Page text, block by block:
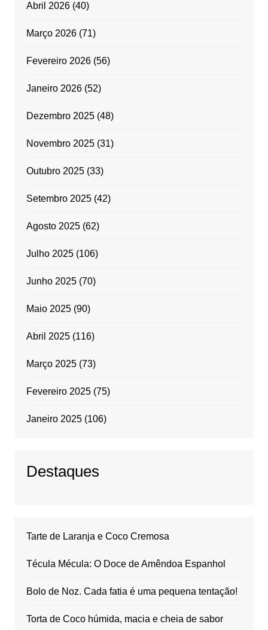
Abril 2026(40)
Março 2026(71)
Fevereiro 2026(56)
Janeiro 2026(52)
Dezembro 2025(48)
Novembro 2025(31)
Outubro 2025(33)
Setembro 2025(42)
Agosto 2025(62)
Julho 2025(106)
Junho 2025(70)
Maio 2025(90)
Abril 2025(116)
Março 2025(73)
Fevereiro 2025(75)
Janeiro 2025(106)
Destaques
Tarte de Laranja e Coco Cremosa
Técula Mécula: O Doce de Amêndoa Espanhol
Bolo de Noz. Cada fatia é uma pequena tentação!
Torta de Coco húmida, macia e cheia de sabor